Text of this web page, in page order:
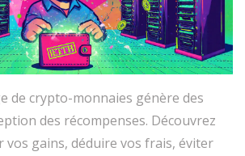
de crypto-monnaies génère des
des récompenses. Découvrez
vos gains, déduire vos frais, éviter